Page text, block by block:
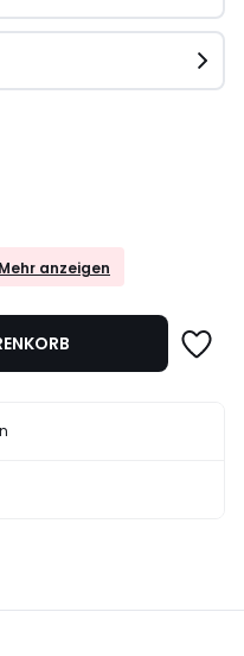
10%
Mehr anzeigen